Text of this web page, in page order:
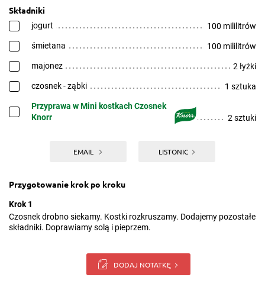
Składniki
jogurt 100 mililitrów
śmietana 100 mililitrów
majonez 2 łyżki
czosnek - ząbki 1 sztuka
Przyprawa w Mini kostkach Czosnek
Knorr
2 sztuki
EMAIL LISTONIC
Przygotowanie krok po kroku
Krok 1
Czosnek drobno siekamy. Kostki rozkruszamy. Dodajemy pozostałe
składniki. Doprawiamy solą i pieprzem.
DODAJ NOTATKĘ